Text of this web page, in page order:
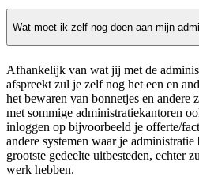
Wat moet ik zelf nog doen aan mijn
Afhankelijk van wat jij met de
afspreekt zul je zelf nog het een en
het bewaren van bonnetjes en andere
met sommige administratiekantoren
inloggen op bijvoorbeeld je offerte/
andere systemen waar je
grootste gedeelte uitbesteden, echter
werk hebben.